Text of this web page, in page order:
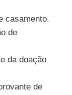
casamento.
de
da doação
de